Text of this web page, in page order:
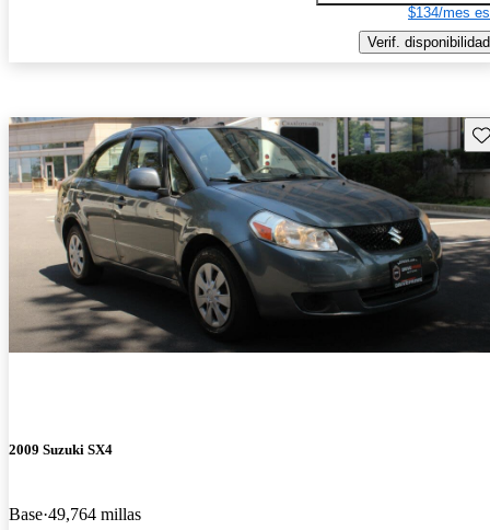
$134/mes
Verif. disponibilidad
2009 Suzuki SX4
Base 49,764 millas